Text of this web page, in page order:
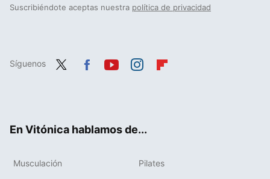
Suscribiéndote aceptas nuestra política de privacidad
Síguenos
En Vitónica hablamos de...
Musculación Pilates